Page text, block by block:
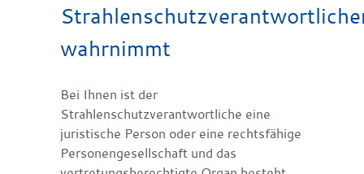
wahrnimmt
Bei Ihnen ist der
Strahlenschutzverantwortliche eine
juristische Person oder eine rechtsfähige
Personengesellschaft und das